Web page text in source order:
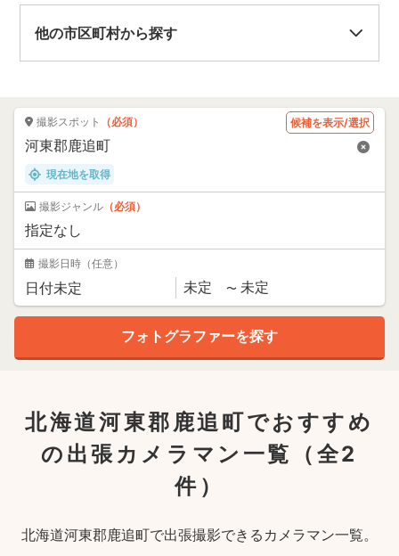
他の市区町村から探す
撮影スポット （必須） 候補を表示/選択
現在地を取得
撮影ジャンル （必須）
撮影日時 （任意）
北海道河東郡鹿追町でおすすめ
の出張カメラマン一覧
（全2
件）
北海道河東郡鹿追町で出張撮影できるカメラマン一覧。